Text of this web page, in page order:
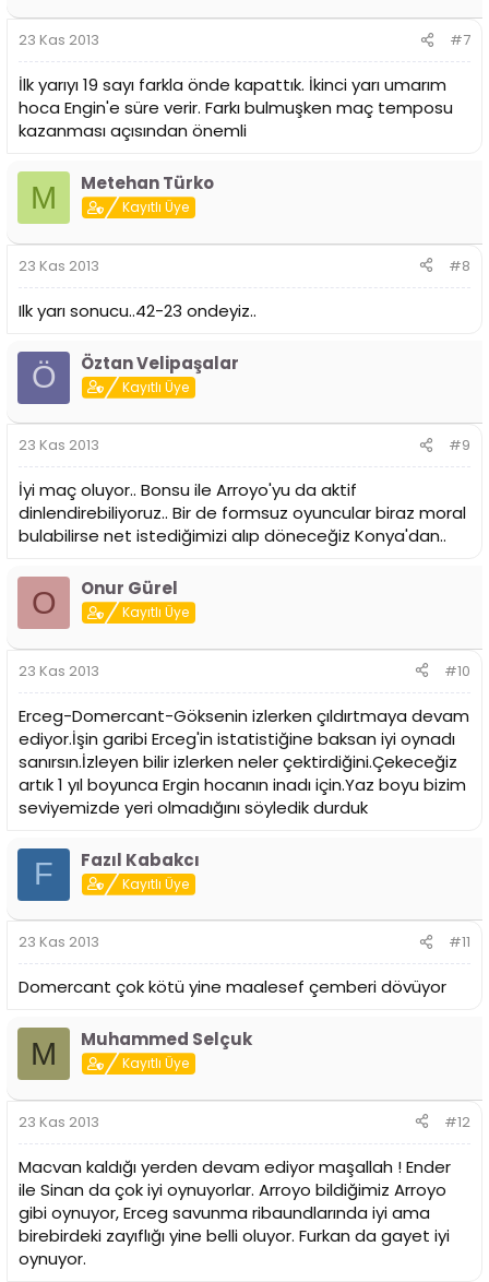
23 Kas 2013 #7
İlk yarıyı 19 sayı farkla önde kapattık. İkinci yarı umarım
hoca Engin'e süre verir. Farkı bulmuşken maç temposu
kazanması açısından önemli
M Metehan Türko
Kayıtlı Üye
23 Kas 2013 #8
Ilk yarı sonucu..42-23 ondeyiz..
Ö Öztan Velipaşalar
Kayıtlı Üye
23 Kas 2013 #9
İyi maç oluyor.. Bonsu ile Arroyo'yu da aktif
dinlendirebiliyoruz.. Bir de formsuz oyuncular biraz moral
bulabilirse net istediğimizi alıp döneceğiz Konya'dan..
O Onur Gürel
Kayıtlı Üye
23 Kas 2013 #10
Erceg-Domercant-Göksenin izlerken çıldırtmaya devam
ediyor.İşin garibi Erceg'in istatistiğine baksan iyi oynadı
sanırsın.İzleyen bilir izlerken neler çektirdiğini.Çekeceğiz
artık 1 yıl boyunca Ergin hocanın inadı için.Yaz boyu bizim
seviyemizde yeri olmadığını söyledik durduk
F Fazıl Kabakcı
Kayıtlı Üye
23 Kas 2013 #11
Domercant çok kötü yine maalesef çemberi dövüyor
M Muhammed Selçuk
Kayıtlı Üye
23 Kas 2013 #12
Macvan kaldığı yerden devam ediyor maşallah ! Ender
ile Sinan da çok iyi oynuyorlar. Arroyo bildiğimiz Arroyo
gibi oynuyor, Erceg savunma ribaundlarında iyi ama
birebirdeki zayıflığı yine belli oluyor. Furkan da gayet iyi
oynuyor.